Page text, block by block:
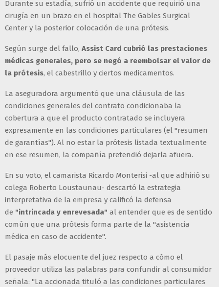
Durante su estadía, sufrió un accidente que requirió una
cirugía en un brazo en el hospital The Gables Surgical
Center y la posterior colocación de una prótesis.
Según surge del fallo, Assist Card cubrió las prestaciones
médicas generales, pero se negó a reembolsar el valor de
la prótesis, el cabestrillo y ciertos medicamentos.
La aseguradora argumentó que una cláusula de las
condiciones generales del contrato condicionaba la
cobertura a que el producto contratado se incluyera
expresamente en las condiciones particulares (el "resumen
de garantías"). Al no estar la prótesis listada textualmente
en ese resumen, la compañía pretendió dejarla afuera.
En su voto, el camarista Ricardo Monterisi -al que adhirió su
colega Roberto Loustaunau- descartó la estrategia
interpretativa de la empresa y calificó la defensa
de "intrincada y enrevesada" al entender que es de sentido
común que una prótesis forma parte de la "asistencia
médica en caso de accidente".
El pasaje más elocuente del juez respecto a cómo el
proveedor utiliza las palabras para confundir al consumidor
señala: "La accionada tituló a las condiciones particulares